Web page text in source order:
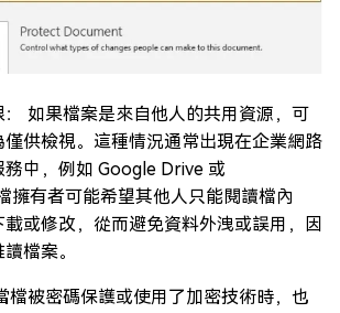
如果檔案是來自他人的共用資源，可
僅供檢視。這種情況通常出現在企業網路
務中，例如 Google Drive 或
擁有者可能希望其他人只能閱讀檔內
或修改，從而避免資料外洩或誤用，因
檔案。
檔被密碼保護或使用了加密技術時，也